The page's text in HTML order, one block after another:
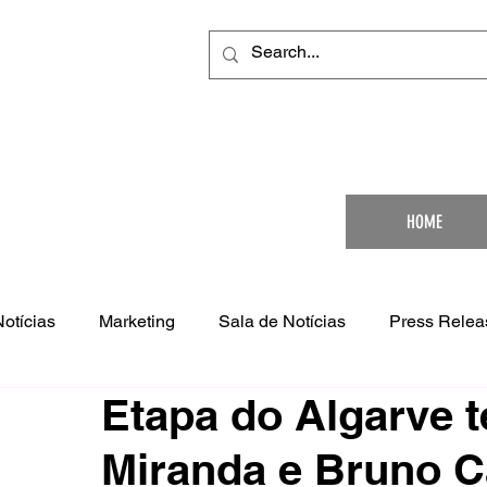
HOME
Marketing Sala de Notícias Press
Etapa do Algarve
Miranda e Bruno